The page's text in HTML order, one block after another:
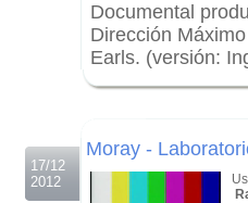
Documental
Dirección
Earls. (versión:
17/12
2012
Moray -